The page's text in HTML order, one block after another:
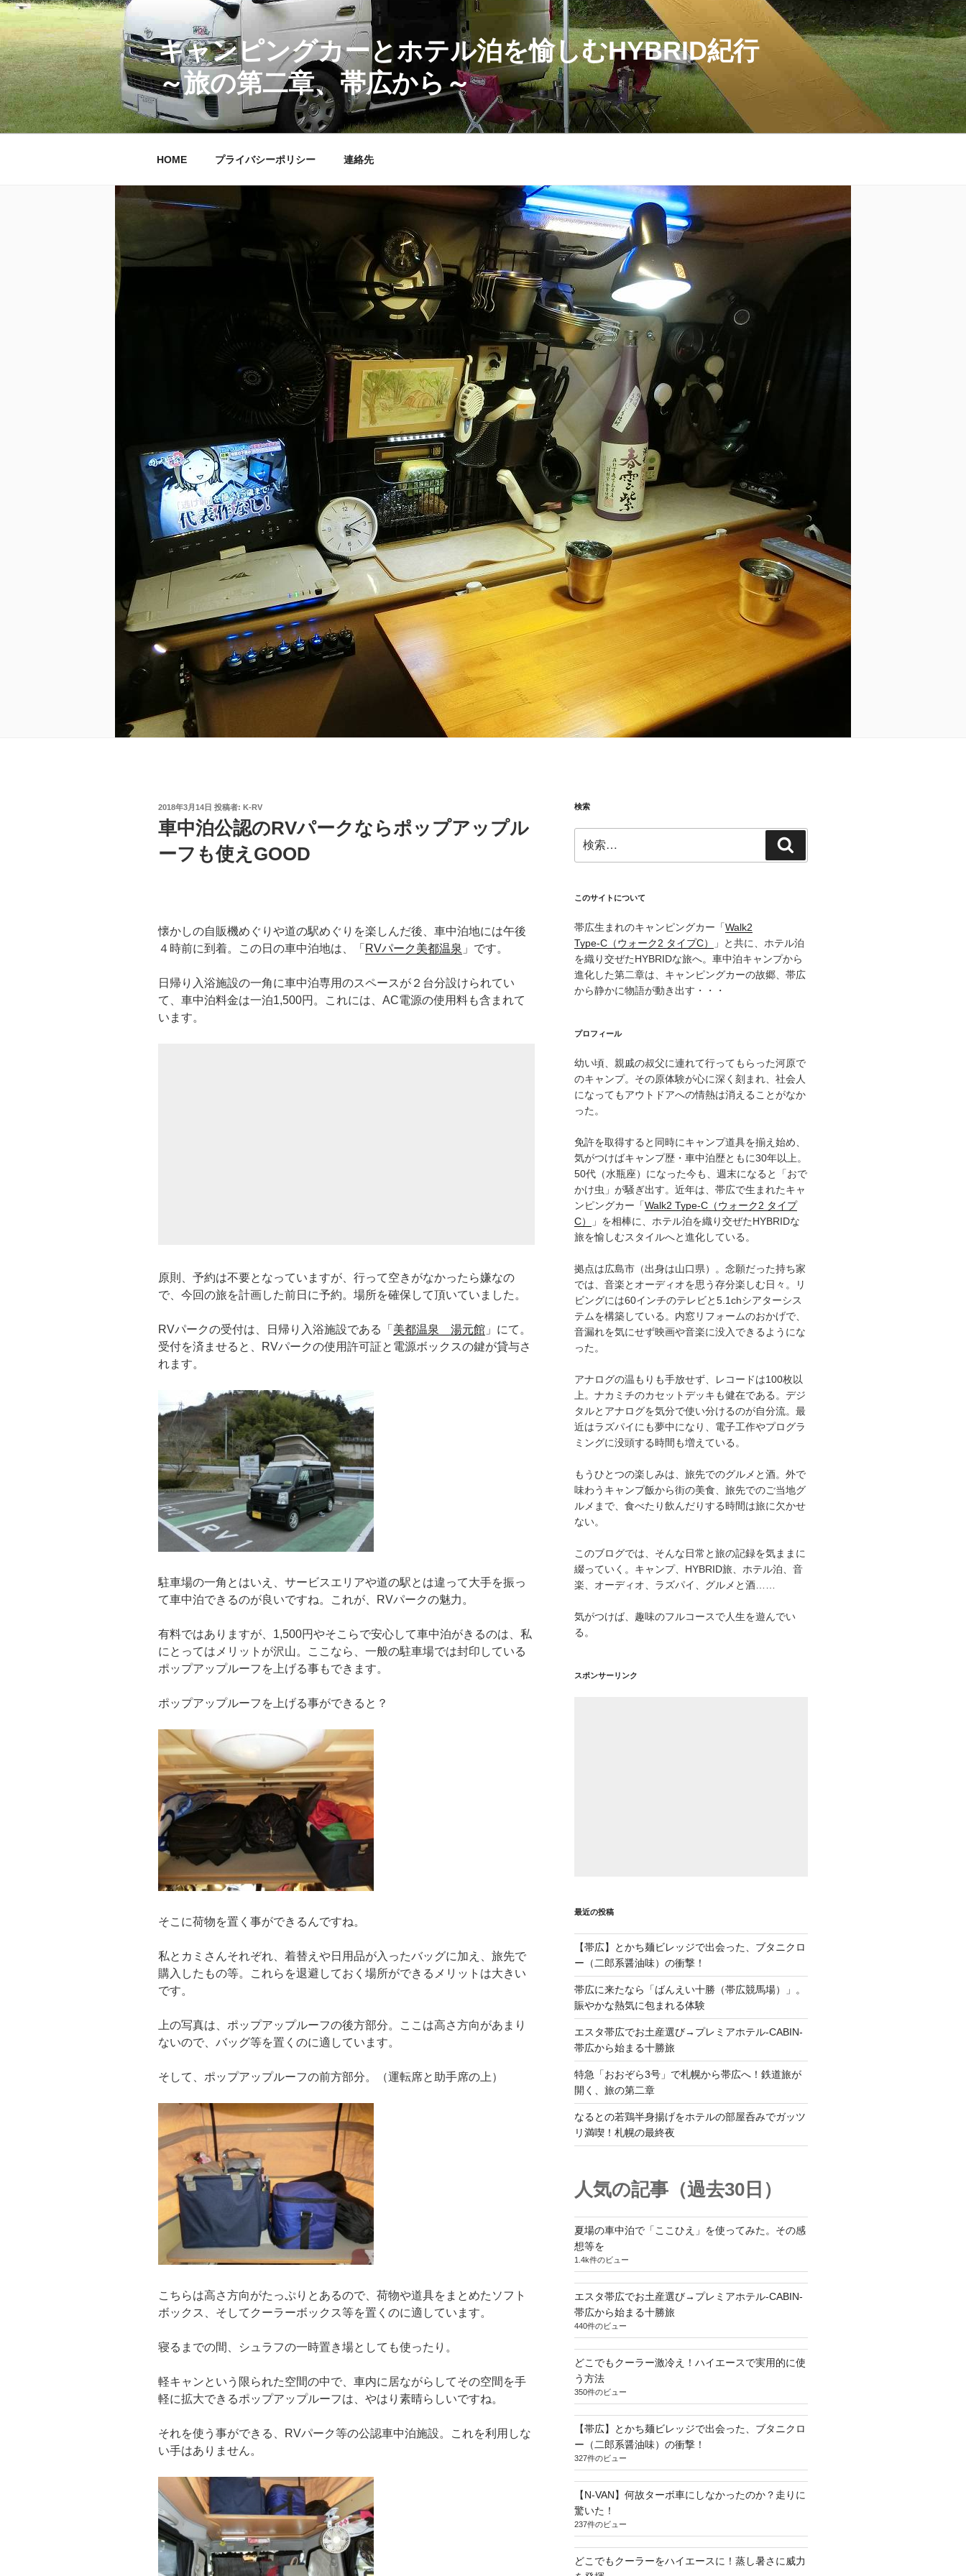
コ
テ
ン
ツ
へ
ス
キ
キャンピングカーとホテル泊を愉しむHYBRID紀行
～旅の第二章、帯広から～
HOME プライバシーポリシー 連絡先
投
日:
2018年3月14日 投稿者: K-RV
車中泊公認のRVパークならポップアップル
ーフも使えGOOD
懐かしの自販機めぐりや道の駅めぐりを楽しんだ後、車中泊地には午後
４時前に到着。この日の車中泊地は、「 RVパーク美都温泉 」です。
日帰り入浴施設の一角に車中泊専用のスペースが２台分設けられてい
て、車中泊料金は一泊1,500円。これには、AC電源の使用料も含まれて
います。
原則、予約は不要となっていますが、行って空きがなかったら嫌なの
で、今回の旅を計画した前日に予約。場所を確保して頂いていました。
RVパークの受付は、日帰り入浴施設である「 美都温泉 湯元館 」にて。
受付を済ませると、RVパークの使用許可証と電源ボックスの鍵が貸与さ
れます。
駐車場の一角とはいえ、サービスエリアや道の駅とは違って大手を振っ
て車中泊できるのが良いですね。これが、RVパークの魅力。
有料ではありますが、1,500円やそこらで安心して車中泊がきるのは、私
にとってはメリットが沢山。ここなら、一般の駐車場では封印している
ポップアップルーフを上げる事もできます。
ポップアップルーフを上げる事ができると？
そこに荷物を置く事ができるんですね。
私とカミさんそれぞれ、着替えや日用品が入ったバッグに加え、旅先で
購入したもの等。これらを退避しておく場所ができるメリットは大きい
です。
上の写真は、ポップアップルーフの後方部分。ここは高さ方向があまり
ないので、バッグ等を置くのに適しています。
そして、ポップアップルーフの前方部分。（運転席と助手席の上）
こちらは高さ方向がたっぷりとあるので、荷物や道具をまとめたソフト
ボックス、そしてクーラーボックス等を置くのに適しています。
寝るまでの間、シュラフの一時置き場としても使ったり。
軽キャンという限られた空間の中で、車内に居ながらしてその空間を手
軽に拡大できるポップアップルーフは、やはり素晴らしいですね。
それを使う事ができる、RVパーク等の公認車中泊施設。これを利用しな
い手はありません。
検索
索:
索
このサイトについて
帯広生まれのキャンピングカー「Walk2
Type‑C（ウォーク2 タイプC）
」と共に、ホテル泊
を織り交ぜたHYBRIDな旅へ。車中泊キャンプから
進化した第二章は、キャンピングカーの故郷、帯広
から静かに物語が動き出す・・・
プロフィール
幼い頃、親戚の叔父に連れて行ってもらった河原で
のキャンプ。その原体験が心に深く刻まれ、社会人
になってもアウトドアへの情熱は消えることがなか
った。
免許を取得すると同時にキャンプ道具を揃え始め、
気がつけばキャンプ歴・車中泊歴ともに30年以上。
50代（水瓶座）になった今も、週末になると「おで
かけ虫」が騒ぎ出す。近年は、帯広で生まれたキャ
ンピングカー「Walk2 Type‑C（ウォーク2 タイプ
C）
」を相棒に、ホテル泊を織り交ぜたHYBRIDな
旅を愉しむスタイルへと進化している。
拠点は広島市（出身は山口県）。念願だった持ち家
では、音楽とオーディオを思う存分楽しむ日々。リ
ビングには60インチのテレビと5.1chシアターシス
テムを構築している。内窓リフォームのおかげで、
音漏れを気にせず映画や音楽に没入できるようにな
った。
アナログの温もりも手放せず、レコードは100枚以
上。ナカミチのカセットデッキも健在である。デジ
タルとアナログを気分で使い分けるのが自分流。最
近はラズパイにも夢中になり、電子工作やプログラ
ミングに没頭する時間も増えている。
もうひとつの楽しみは、旅先でのグルメと酒。外で
味わうキャンプ飯から街の美食、旅先でのご当地グ
ルメまで、食べたり飲んだりする時間は旅に欠かせ
ない。
このブログでは、そんな日常と旅の記録を気ままに
綴っていく。キャンプ、HYBRID旅、ホテル泊、音
楽、オーディオ、ラズパイ、グルメと酒……
気がつけば、趣味のフルコースで人生を遊んでい
る。
スポンサーリンク
最近の投稿
【帯広】とかち麺ビレッジで出会った、ブタニクロ
ー（二郎系醤油味）の衝撃！
帯広に来たなら「ばんえい十勝（帯広競馬場）」。
賑やかな熱気に包まれる体験
エスタ帯広でお土産選び→プレミアホテル-CABIN-
帯広から始まる十勝旅
特急「おおぞら3号」で札幌から帯広へ！鉄道旅が
開く、旅の第二章
なるとの若鶏半身揚げをホテルの部屋呑みでガッツ
リ満喫！札幌の最終夜
人気の記事（過去30日）
夏場の車中泊で「ここひえ」を使ってみた。その感
想等を
1.4k件のビュー
エスタ帯広でお土産選び→プレミアホテル-CABIN-
帯広から始まる十勝旅
440件のビュー
どこでもクーラー激冷え！ハイエースで実用的に使
う方法
350件のビュー
【帯広】とかち麺ビレッジで出会った、ブタニクロ
ー（二郎系醤油味）の衝撃！
327件のビュー
【N-VAN】何故ターボ車にしなかったのか？走りに
驚いた！
237件のビュー
どこでもクーラーをハイエースに！蒸し暑さに威力